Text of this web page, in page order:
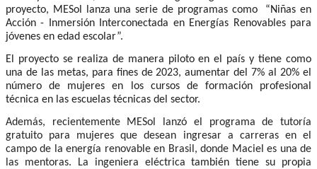
proyecto, MESol lanza una serie de programas como “Niñas en
Acción - Inmersión Interconectada en Energías Renovables para
jóvenes en edad escolar”.
El proyecto se realiza de manera piloto en el país y tiene como
una de las metas, para fines de 2023, aumentar del 7% al 20% el
número de mujeres en los cursos de formación profesional
técnica en las escuelas técnicas del sector.
Además, recientemente MESol lanzó el programa de tutoría
gratuito para mujeres que desean ingresar a carreras en el
campo de la energía renovable en Brasil, donde Maciel es una de
las mentoras. La ingeniera eléctricatambién tiene su propia